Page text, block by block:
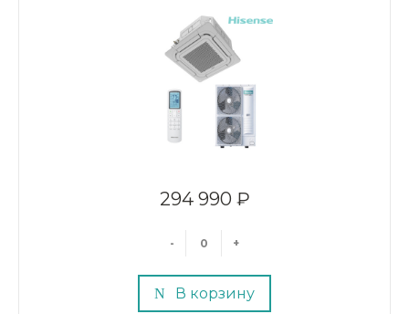
294 990 ₽
- +
В корзину